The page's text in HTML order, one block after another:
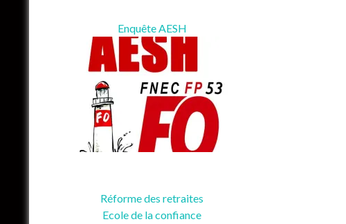
Enquête AESH
Réforme des retraites
Ecole de la confiance